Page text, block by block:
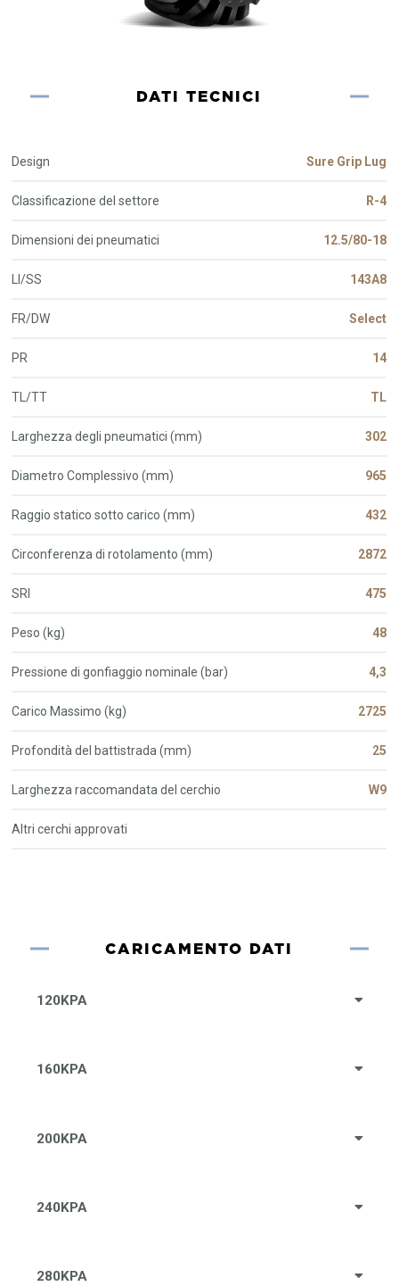
DATI TECNICI
Design Sure Grip Lug
Classificazione del settore R-4
Dimensioni dei pneumatici 12.5/80-18
LI/SS 143A8
FR/DW Select
PR 14
TL/TT TL
Larghezza degli pneumatici (mm) 302
Diametro Complessivo (mm) 965
Raggio statico sotto carico (mm) 432
Circonferenza di rotolamento (mm) 2872
SRI 475
Peso (kg) 48
Pressione di gonfiaggio nominale (bar) 4,3
Carico Massimo (kg) 2725
Profondità del battistrada (mm) 25
Larghezza raccomandata del cerchio W9
Altri cerchi approvati
CARICAMENTO DATI
120KPA
160KPA
200KPA
240KPA
280KPA